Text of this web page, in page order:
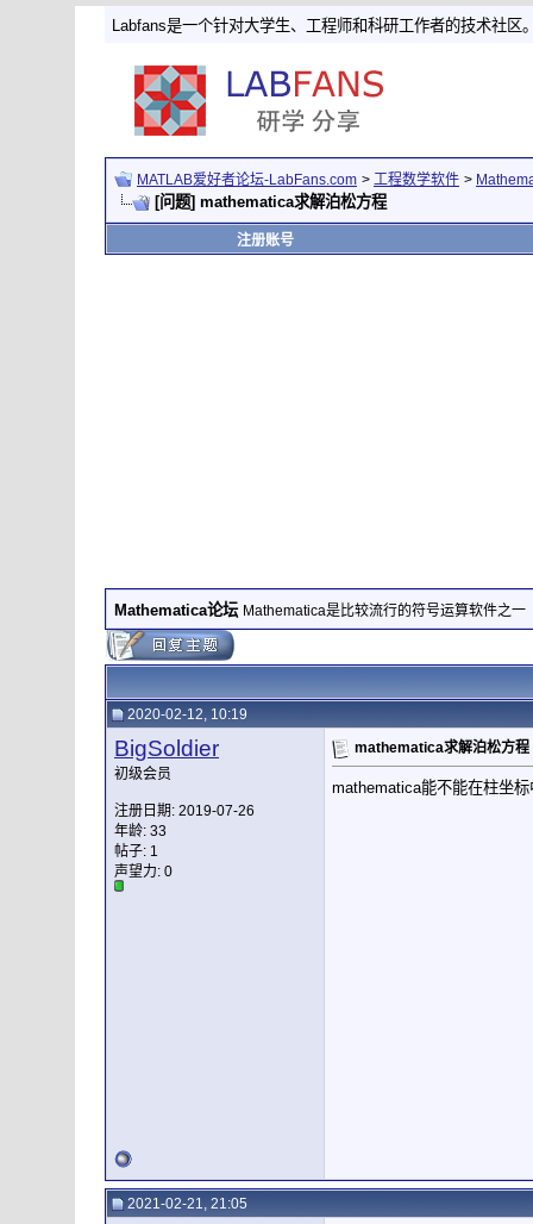
Labfans是一个针对大学生、工程师和科研工作者的技术社区
MATLAB爱好者论坛-LabFans.com > 工程数学软件 >
[问题] mathematica求解泊松方程
注册账号
Mathematica论坛 Mathematica是比较流行的符号运算软件之一
2020-02-12, 10:19
BigSoldier
初级会员
注册日期: 2019-07-26
年龄: 33
帖子: 1
声望力: 0
mathematica求解泊松方程
mathematica能不能在柱坐
2021-02-21, 21:05